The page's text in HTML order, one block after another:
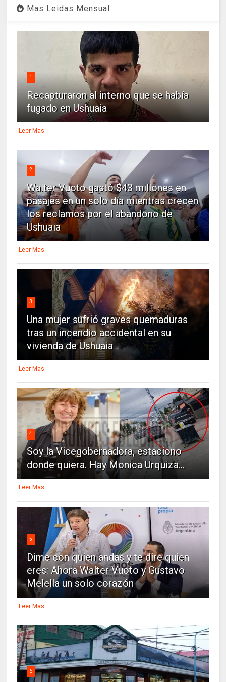
Mas Leidas Mensual
1
Recapturaron al interno que se había
fugado en Ushuaia
Leer Mas
2
Walter Vuoto gastó $43 millones en
pasajes en un solo día mientras crecen
los reclamos por el abandono de
Ushuaia
Leer Mas
3
Una mujer sufrió graves quemaduras
tras un incendio accidental en su
vivienda de Ushuaia
Leer Mas
4
Soy la Vicegobernadora, estaciono
donde quiera. Hay Monica Urquiza...
Leer Mas
5
Dime con quien andas y te dire quien
eres: Ahora Walter Vuoto y Gustavo
Melella un solo corazón
Leer Mas
6